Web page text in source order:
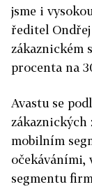
jsme i
ředitel
zákaznickém
procenta na
Avastu se
zákaznických
mobilním
očekáváními,
segmentu